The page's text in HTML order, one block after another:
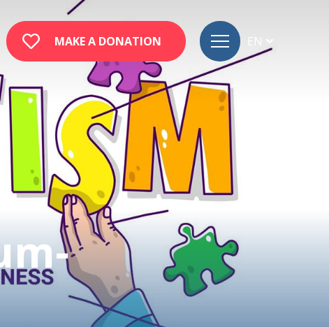
MAKE A DONATION EN